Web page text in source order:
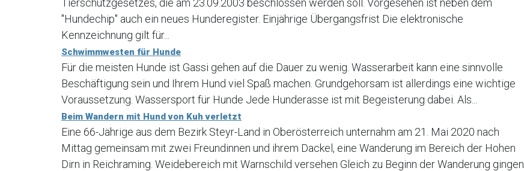
"Hundechip" auch ein neues Hunderegister. Einjährige Übergangsfrist Die elektronische
Kennzeichnung gilt für...
Schwimmwesten für Hunde
Für die meisten Hunde ist Gassi gehen auf die Dauer zu wenig. Wasserarbeit kann eine sinnvolle
Beschäftigung sein und Ihrem Hund viel Spaß machen. Grundgehorsam ist allerdings eine wichtige
Voraussetzung. Wassersport für Hunde Jede Hunderasse ist mit Begeisterung dabei. Als...
Beim Wandern mit Hund von Kuh verletzt
Eine 66-Jährige aus dem Bezirk Steyr-Land in Oberösterreich unternahm am 21. Mai 2020 nach
Mittag gemeinsam mit zwei Freundinnen und ihrem Dackel, eine Wanderung im Bereich der Hohen
Dirn in Reichraming. Weidebereich mit Warnschild versehen Gleich zu Beginn der Wanderung gingen...